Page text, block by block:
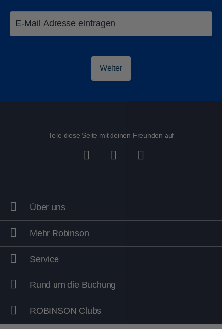
Sauna
Weiter
Teile diese Seite mit deinen Freunden auf
Über uns
Mehr Robinson
Service
Rund um die Buchung
ROBINSON Clubs